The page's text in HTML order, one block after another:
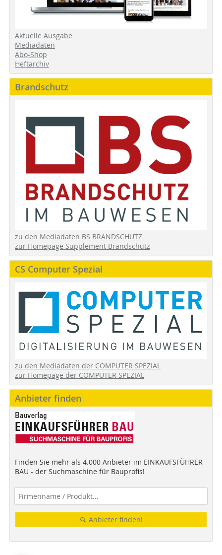
Aktuelle Ausgabe
Mediadaten
Abo-Shop
Heftarchiv
Brandschutz
zu den Mediadaten BS BRANDSCHUTZ
zur Homepage Supplement Brandschutz
CS Computer Spezial
zu den Mediadaten der COMPUTER SPEZIAL
zur Homepage der COMPUTER SPEZIAL
Anbieter finden
Finden Sie mehr als 4.000 Anbieter im EINKAUFSFÜHRER
BAU - der Suchmaschine für Bauprofis!
Anbieter finden!